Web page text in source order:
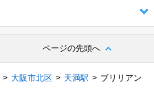
ページの先頭へ
大阪市北区 天満駅
ブリリアン